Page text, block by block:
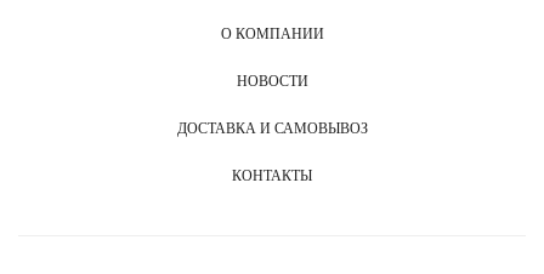
О КОМПАНИИ
НОВОСТИ
ДОСТАВКА И САМОВЫВОЗ
КОНТАКТЫ